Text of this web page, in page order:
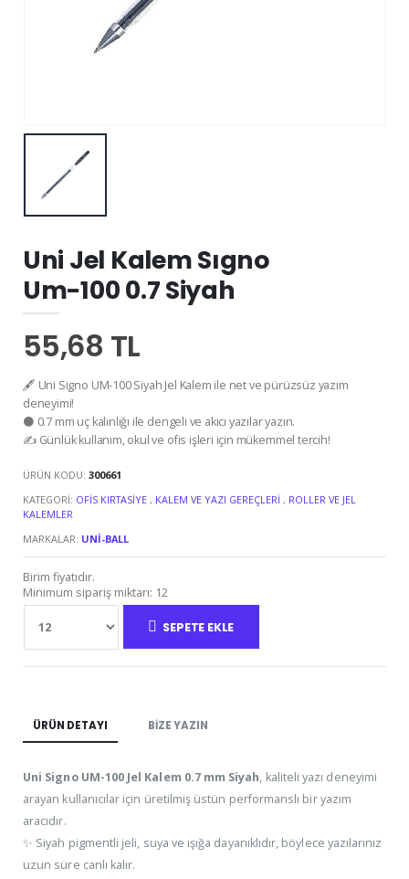
Uni Jel Kalem Sıgno
Um-100 0.7 Siyah
55,68 TL
🖋️ Uni Signo UM-100 Siyah Jel Kalem ile net ve pürüzsüz yazım
deneyimi!
⚫ 0.7 mm uç kalınlığı ile dengeli ve akıcı yazılar yazın.
✍️ Günlük kullanım, okul ve ofis işleri için mükemmel tercih!
ÜRÜN KODU:300661
KATEGORI: OFIS KIRTASIYE , KALEM VE YAZI GEREÇLERI , ROLLER VE JEL
KALEMLER
MARKALAR: UNI-BALL
Birim fiyatıdır.
Minimum sipariş miktarı: 12
SEPETE EKLE
ÜRÜN DETAYI BIZE YAZIN
Uni Signo UM-100 Jel Kalem 0.7 mm Siyah, kaliteli yazı deneyimi
arayan kullanıcılar için üretilmiş üstün performanslı bir yazım
aracıdır.
✨ Siyah pigmentli jeli, suya ve ışığa dayanıklıdır, böylece yazılarınız
uzun süre canlı kalır.